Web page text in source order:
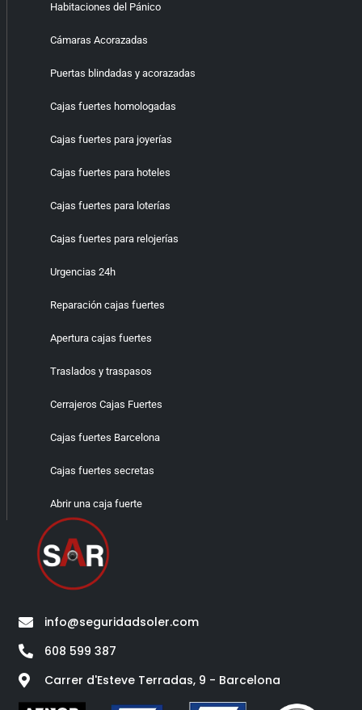
info@seguridadsoler.com
608 599 387
Carrer d'Esteve Terradas, 9 - Barcelona​
Habitaciones del Pánico
Cámaras Acorazadas
Puertas blindadas y acorazadas
Cajas fuertes homologadas
Cajas fuertes para joyerías
Cajas fuertes para hoteles
Cajas fuertes para loterías
Cajas fuertes para relojerías
Urgencias 24h
Reparación cajas fuertes
Apertura cajas fuertes
Traslados y traspasos
Cerrajeros Cajas Fuertes
Cajas fuertes Barcelona
Cajas fuertes secretas
Abrir una caja fuerte